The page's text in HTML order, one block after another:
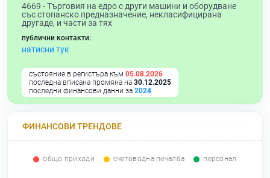
4669 -Търговия на едро с други машини и оборудване
със стопанско предназначение, некласифицирана
другаде, и части за тях
публични контакти:
натисни тук
състояние в регистъра към 05.08.2026
последна вписана промяна на 30.12.2025
последни финансови данни за 2024
ФИНАНСОВИ ТРЕНДОВЕ
общо приходи счетоводна печалба персонал